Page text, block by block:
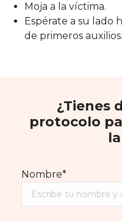
Moja a la víctima.
Espérate a su lado
de primeros auxilios.
¿Tienes
protocolo
Nombre*